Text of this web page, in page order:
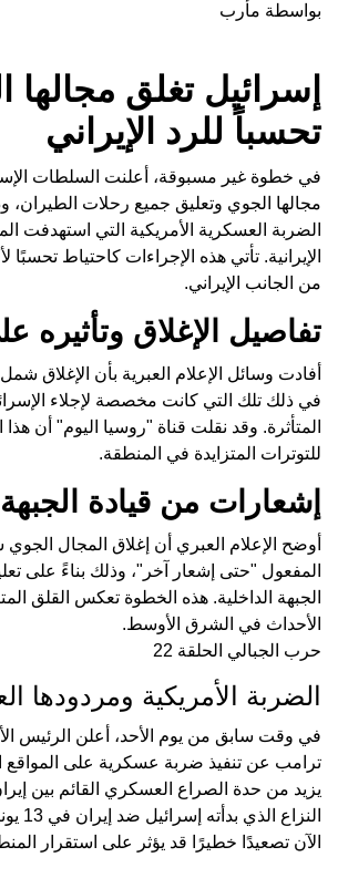
بواسطة مأرب
إسرائيل تغلق مجالها
تحسباً للرد الإيراني
في خطوة غير مسبوقة، أعلنت السلطات
مجالها الجوي وتعليق جميع رحلات
الضربة العسكرية الأمريكية التي استهدفت
الإيرانية. تأتي هذه الإجراءات كاحتياط
من الجانب الإيراني.
تفاصيل الإغلاق وتأثيره
أفادت وسائل الإعلام العبرية بأن الإغلاق
في ذلك تلك التي كانت مخصصة لإجلاء
المتأثرة. وقد نقلت قناة "روسيا اليوم" أن هذا
للتوترات المتزايدة في المنطقة.
إشعارات من قيادة الجبهة
أوضح الإعلام العبري أن إغلاق المجال
المفعول "حتى إشعار آخر"، وذلك بناءً على
الجبهة الداخلية. هذه الخطوة تعكس القلق
الأحداث في الشرق الأوسط.
حرب الجبالي الحلقة 22
الضربة الأمريكية ومردودها
في وقت سابق من يوم الأحد، أعلن الرئيس
ترامب عن تنفيذ ضربة عسكرية على المواقع
يزيد من حدة الصراع العسكري القائم بين
النزاع
الآن تصعيدًا خطيرًا قد يؤثر على استقرار